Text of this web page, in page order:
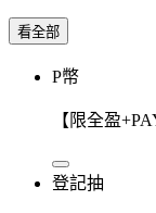
看全部
P幣
【限全盈
登記抽